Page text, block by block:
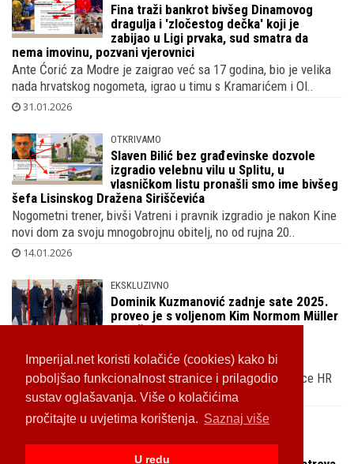
Imperijal.net koristi kolačiće (cookies) kako bi
poboljšao funkcionalnost stranice i prilagodio
sustav oglašavanja. Više o kolačićima
pročitajte u uvjetima korištenja. Saznaj više
U redu
Fina traži bankrot bivšeg Dinamovog
dragulja i 'zločestog dečka' koji je
zabijao u Ligi prvaka, sud smatra da
nema imovinu, pozvani vjerovnici
Ante Ćorić za Modre je zaigrao već sa 17 godina, bio je velika
nada hrvatskog nogometa, igrao u timu s Kramarićem i Ol..
31.01.2026
OTKRIVAMO
Slaven Bilić bez građevinske dozvole
izgradio velebnu vilu u Splitu, u
vlasničkom listu pronašli smo ime bivšeg
šefa Lisinskog Dražena Siriščevića
Nogometni trener, bivši Vatreni i pravnik izgradio je nakon Kine
novi dom za svoju mnogobrojnu obitelj, no od rujna 20..
14.01.2026
EKSKLUZIVNO
Dominik Kuzmanović zadnje sate 2025.
proveo je s voljenom Kim Normom Müller
koju čuva od javnosti, atraktivna
Legendarni golman hrvatske rukometne reprezentacije
iskoristio je blagdane da dođe u domovinu, došao je u srce HR
metr..
01.01.2026
FOTO SPECIJAL